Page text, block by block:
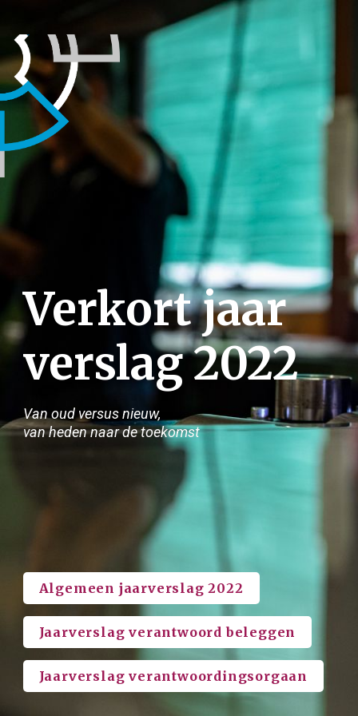
Verkort jaar
verslag 2022
Van oud versus nieuw,
van heden naar de toekomst
Algemeen jaarverslag 2022
Jaarverslag verantwoord beleggen
Jaarverslag verantwoordingsorgaan